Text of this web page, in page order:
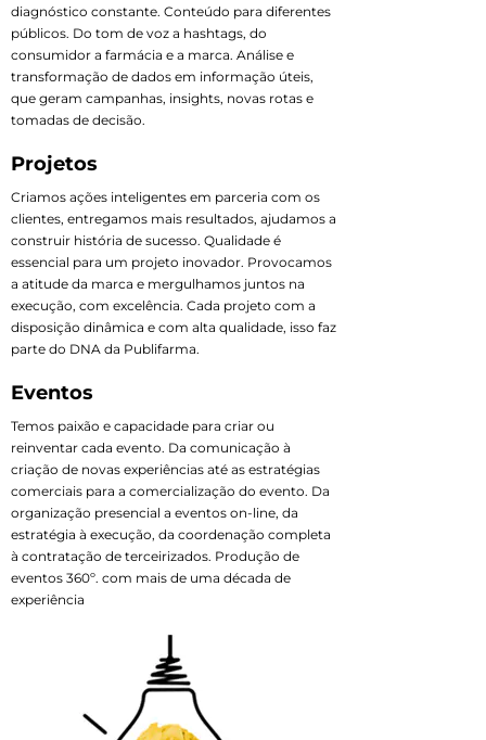
diagnóstico constante. Conteúdo para diferentes
públicos. Do tom de voz a hashtags, do
consumidor a farmácia e a marca. Análise e
transformação de dados em informação úteis,
que geram campanhas, insights, novas rotas e
tomadas de decisão.
Projetos
Criamos ações inteligentes em parceria com os
clientes, entregamos mais resultados, ajudamos a
construir história de sucesso. Qualidade é
essencial para um projeto inovador. Provocamos
a atitude da marca e mergulhamos juntos na
execução, com excelência. Cada projeto com a
disposição dinâmica e com alta qualidade, isso faz
parte do DNA da Publifarma.
Eventos
Temos paixão e capacidade para criar ou
reinventar cada evento. Da comunicação à
criação de novas experiências até as estratégias
comerciais para a comercialização do evento. Da
organização presencial a eventos on-line, da
estratégia à execução, da coordenação completa
à contratação de terceirizados. Produção de
eventos 360º. com mais de uma década de
experiência